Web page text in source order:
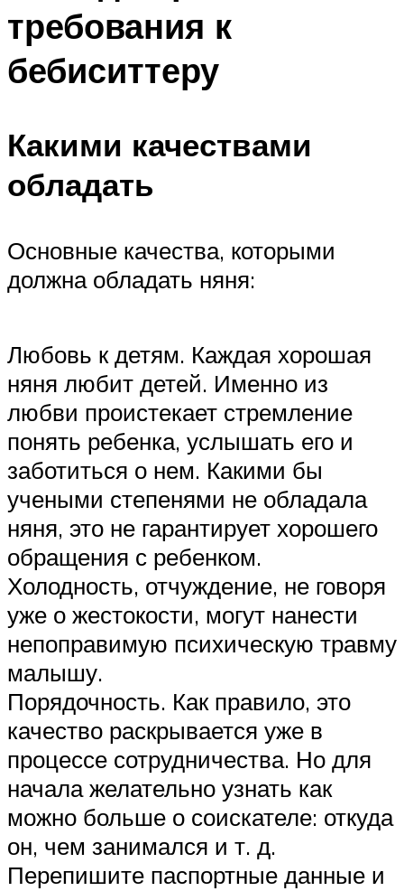
требования к
бебиситтеру
Какими качествами
обладать
Основные качества, которыми
должна обладать няня:
Любовь к детям. Каждая хорошая
няня любит детей. Именно из
любви проистекает стремление
понять ребенка, услышать его и
заботиться о нем. Какими бы
учеными степенями не обладала
няня, это не гарантирует хорошего
обращения с ребенком.
Холодность, отчуждение, не говоря
уже о жестокости, могут нанести
непоправимую психическую травму
малышу.
Порядочность. Как правило, это
качество раскрывается уже в
процессе сотрудничества. Но для
начала желательно узнать как
можно больше о соискателе: откуда
он, чем занимался и т. д.
Перепишите паспортные данные и